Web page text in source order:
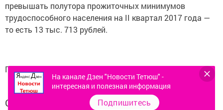
превышать полутора прожиточных минимумов
трудоспособного населения на II квартал 2017 года —
то есть 13 тыс. 713 рублей.
Подробнее: tatar-inform.ru
Следите за самым важным и интересным в
На канале Дзен "Новости Тетюш" -
интересная и полезная информация
Подпишитесь